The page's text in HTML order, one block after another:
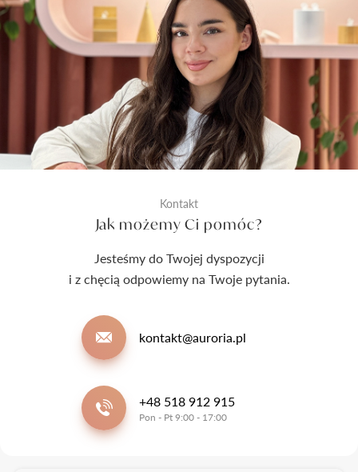
Kontakt
Jak możemy Ci pomóc?
Jesteśmy do Twojej dyspozycji
i z chęcią odpowiemy na Twoje pytania.
kontakt@auroria.pl
+48 518 912 915
Pon - Pt 9:00 - 17:00